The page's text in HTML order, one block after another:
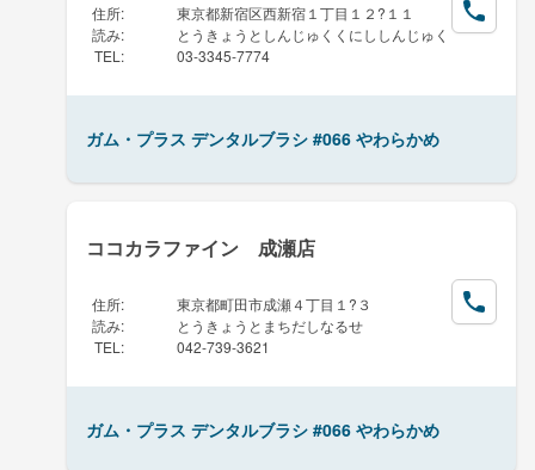
住所:
東京都新宿区西新宿１丁目１２?１１
読み:
とうきょうとしんじゅくくにししんじゅく
TEL : 03-3345-7774
ガム・プラス デンタルブラシ #066 やわらかめ
ココカラファイン 成瀬店
住所:
東京都町田市成瀬４丁目１?３
読み:
とうきょうとまちだしなるせ
TEL : 042-739-3621
ガム・プラス デンタルブラシ #066 やわらかめ